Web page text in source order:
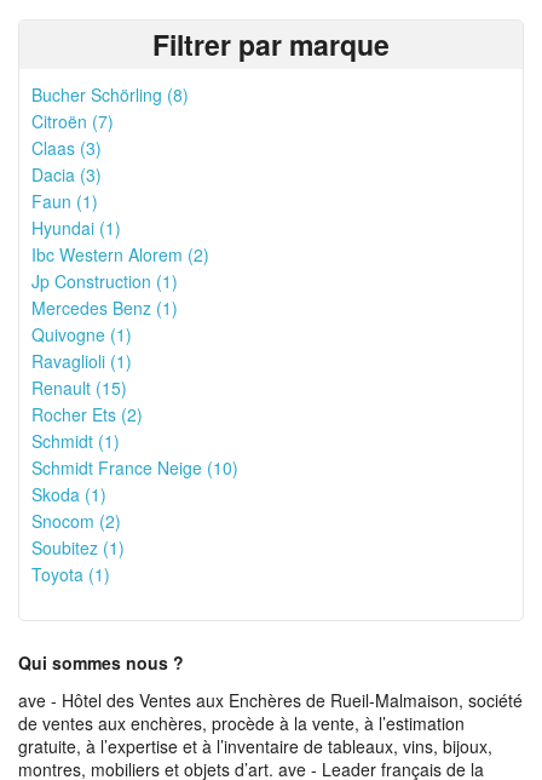
Filtrer par marque
Bucher Schörling (8)
Citroën (7)
Claas (3)
Dacia (3)
Faun (1)
Hyundai (1)
Ibc Western Alorem (2)
Jp Construction (1)
Mercedes Benz (1)
Quivogne (1)
Ravaglioli (1)
Renault (15)
Rocher Ets (2)
Schmidt (1)
Schmidt France Neige (10)
Skoda (1)
Snocom (2)
Soubitez (1)
Toyota (1)
Qui sommes nous ?
ave - Hôtel des Ventes aux Enchères de Rueil-Malmaison, société
de ventes aux enchères, procède à la vente, à l’estimation
gratuite, à l’expertise et à l’inventaire de tableaux, vins, bijoux,
montres, mobiliers et objets d’art. ave - Leader français de la